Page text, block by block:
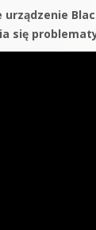
urządzenie
się